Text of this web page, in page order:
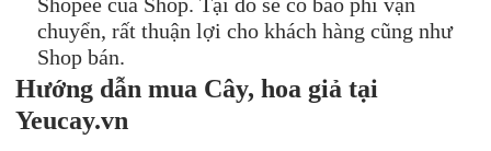
Shopee của Shop. Tại đó sẽ có báo phí vận
chuyển, rất thuận lợi cho khách hàng cũng như
Shop bán.
Hướng dẫn mua Cây, hoa giả tại
Yeucay.vn